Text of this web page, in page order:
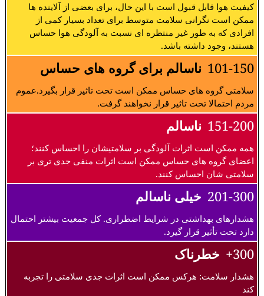
کیفیت هوا قابل قبول است با این حال، برای بعضی از آلاینده ها
ممکن است نگرانی سلامت متوسط برای تعداد بسیار کمی از
افرادی که به طور غیر منتظره ای نسبت به آلودگی هوا حساس
هستند، وجود داشته باشد.
101-150 ناسالم برای گروه های حساس
سلامتی گروه های حساس ممکن است تحت تاثیر قرار بگیرد.عموم
مردم احتمالا تحت تاثیر قرار نخواهند گرفت.
151-200 ناسالم
همه ممکن است اثرات آلودگی بر سلامتیشان را احساس کنند؛
اعضای گروه های حساس ممکن است اثرات منفی جدی تری بر
سلامتی شان احساس کنند.
201-300 خیلی ناسالم
هشدارهای بهداشتی در شرایط اضطراری. کل جمعیت بیشتر احتمال
دارد تحت تأثیر قرار گیرد.
300+ خطرناک
هشدار سلامت: هرکس ممکن است اثرات جدی سلامتی را تجربه
کند